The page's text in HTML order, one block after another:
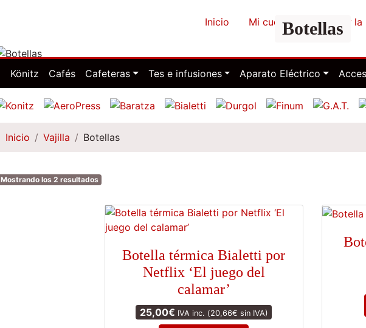
Inicio Mi cuenta Finalizar
Botellas
Könitz Cafés Cafeteras Tes e infusiones Aparato Eléctrico
Inicio Vajilla Botellas
Mostrando los 2 resultados
Botella térmica Bialetti por
Netflix ‘El juego del
calamar’
25,00€ IVA inc. (20,66€ sin IVA)